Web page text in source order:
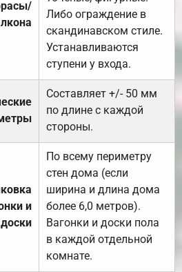
Либо ограждение в
скандинавском стиле.
Устанавливаются
ступени у входа.
Составляет +/- 50 мм
по длине с каждой
стороны.
и
По всему периметру
стен дома (если
ширина и длина дома
более 6,0 метров).
Вагонки и доски пола
в каждой отдельной
комнате.